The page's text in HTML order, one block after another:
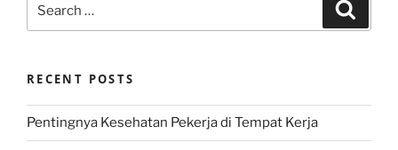
for:
RECENT POSTS
Pentingnya Kesehatan Pekerja di Tempat Kerja